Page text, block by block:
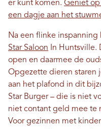
er kunt komen. Geniet
een dagje aan het
Na een flinke
Star Saloon In Huntsville.
open en daarmee de
Opgezette dieren staren
aan het plafond in dit
Star Burger – die is niet
niet contant geld mee te
Voor gezinnen met